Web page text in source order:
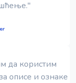
да користим
описе и ознаке